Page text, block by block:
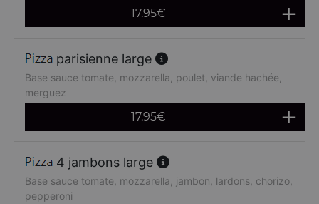
17.95€
parisienne large
Base sauce tomate, mozzarella, poulet, viande hachée,
merguez
17.95€
4 jambons large
Base sauce tomate, mozzarella, jambon, lardons, chorizo,
pepperoni